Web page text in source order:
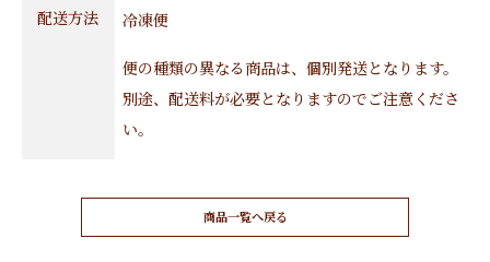
配送方法 冷凍便
便の種類の異なる商品は、個別発送となります。
別途、配送料が必要となりますのでご注意くださ
い。
商品一覧へ戻る